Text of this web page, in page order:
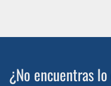
¿No encuentras